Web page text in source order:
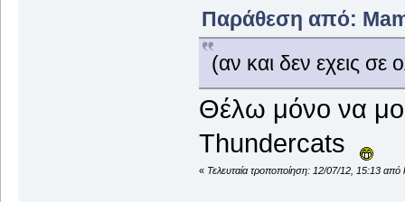
Παράθεση από:
(αν και δεν εχεις σε
Θέλω μόνο να μου
Thundercats
« Τελευταία τροποποίηση: 12/07/12, 15:13